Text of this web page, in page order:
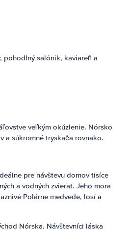
pohodlný salónik, kaviareň a
veľkým okúzlenie. Nórsko
a súkromné tryskača rovnako.
pre návštevu domov tisíce
a vodných zvierat. Jeho mora
Polárne medvede, losí a
Nórska. Návštevníci láska